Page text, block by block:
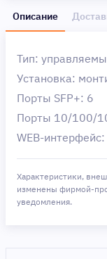
Описание
Тип:
Установка:
Порты SFP+: 6
Порты 10/100/
WEB-
Характеристики,
изменены фирмой-
уведомления.